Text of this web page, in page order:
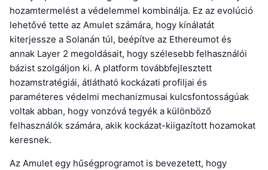
hozamtermelést a védelemmel kombinálja. Ez az evolúció
lehetővé tette az Amulet számára, hogy kínálatát
kiterjessze a Solanán túl, beépítve az Ethereumot és
annak Layer 2 megoldásait, hogy szélesebb felhasználói
bázist szolgáljon ki. A platform továbbfejlesztett
hozamstratégiái, átlátható kockázati profiljai és
paraméteres védelmi mechanizmusai kulcsfontosságúak
voltak abban, hogy vonzóvá tegyék a különböző
felhasználók számára, akik kockázat-kiigazított hozamokat
keresnek.
Az Amulet egy hűségprogramot is bevezetett, hogy